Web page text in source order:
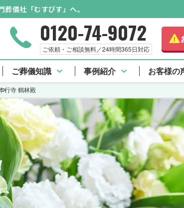
儀社「むすびす」へ。
0120-74-9072
ご依頼・ご相談無料／24時間365日対応
ご葬儀知識 事例紹介 お客様の
行寺 鶴林殿